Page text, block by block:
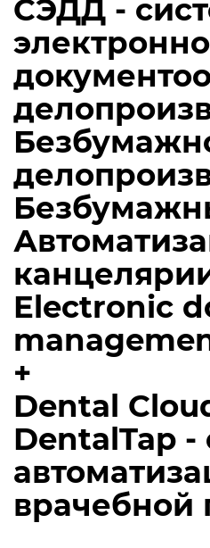
СЭДД -
Electronic
+
Dental
DentalTap -
врачебной